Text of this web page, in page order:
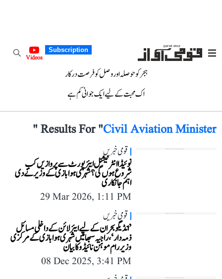
Subscription
Videos
ہجر کو حوصلہ اور وصل کو فرصت درکار
اک محبت کے لیے ایک جوانی کم ہے
Results For "Civil Aviation Minister
"
قومی خبریں
نوئیڈا انٹرنیشنل ایئرپورٹ سے پروازیں کب
شروع ہوں گی؟ شہری ہوا بازی کے وزیر نے دی
اہم جانکاری
29 Mar 2026, 1:11 PM
قومی خبریں
’انڈیگو بحران کے لیے ایئرلائن کے داخلی مسائل
ذمہ دار‘، راجیہ سبھا میں شہری ہوابازی کے مرکزی
وزیر رام موہن نائیڈو کا بیان
08 Dec 2025, 3:41 PM